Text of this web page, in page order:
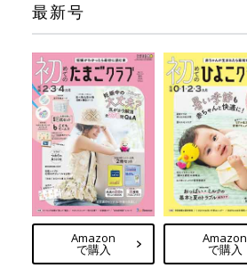
最新号
Amazon
で購入
Amazon
で購入